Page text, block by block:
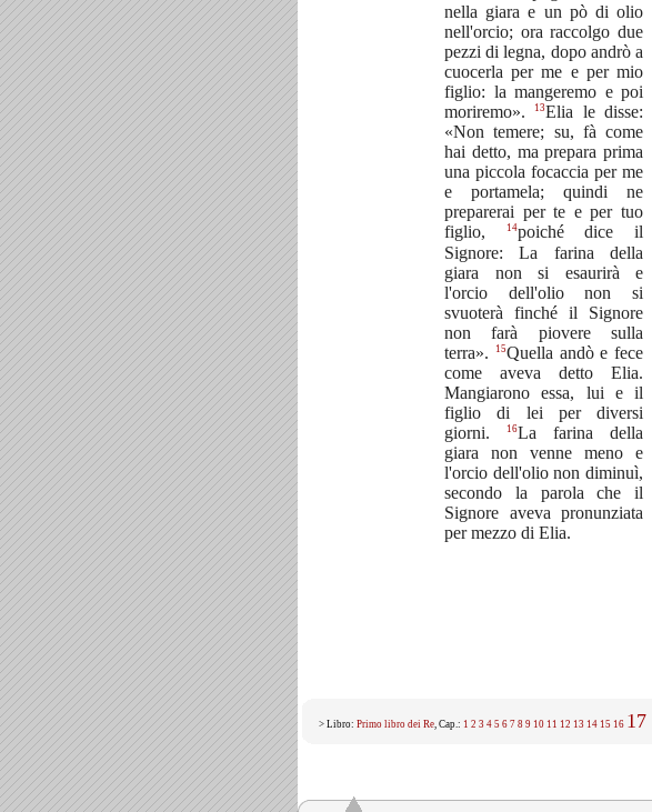
nella giara e un pò di olio
nell'orcio; ora raccolgo due
pezzi di legna, dopo andrò a
cuocerla per me e per mio
figlio: la mangeremo e poi
moriremo».
13Elia le disse:
«Non temere; su, fà come
hai detto, ma prepara prima
una piccola focaccia per me
e portamela; quindi ne
preparerai per te e per tuo
figlio,
14poiché dice il
Signore: La farina della
giara non si esaurirà e
l'orcio dell'olio non si
svuoterà finché il Signore
non farà piovere sulla
terra».
15Quella andò e fece
come aveva detto Elia.
Mangiarono essa, lui e il
figlio di lei per diversi
giorni.
16La farina della
giara non venne meno e
l'orcio dell'olio non diminuì,
secondo la parola che il
Signore aveva pronunziata
per mezzo di Elia.
> Libro: Primo libro dei Re, Cap.: 1 2 3 4 5 6 7 8 9 10 11 12 13 14 15 16 17